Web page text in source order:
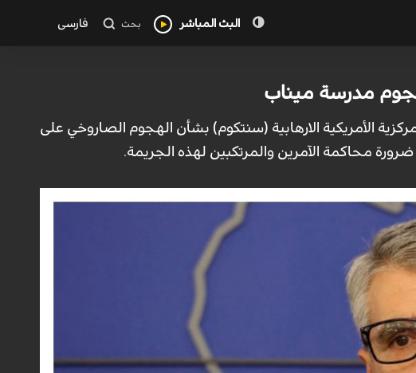
البث المباشر بحث فارسی
لهجوم مدرسة ميناب
الأمريكية الارهابية (سنتكوم) بشأن الهجوم الصاروخي على
محاكمة الآمرين والمرتكبين لهذه الجريمة.